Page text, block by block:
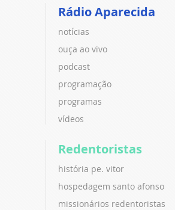
Rádio Aparecida
notícias
ouça ao vivo
podcast
programação
programas
vídeos
Redentoristas
história pe. vitor
hospedagem santo afonso
missionários redentoristas